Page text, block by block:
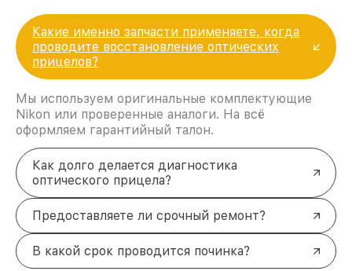
Какие именно запчасти применяете, когда
проводите восстановление оптических
прицелов?
Мы используем оригинальные комплектующие
Nikon или проверенные аналоги. На всё
оформляем гарантийный талон.
Как долго делается диагностика
оптического прицела?
Предоставляете ли срочный ремонт?
В какой срок проводится починка?